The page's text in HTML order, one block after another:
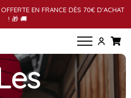
EN FRANCE DÈS 70€ D'ACHAT
! 🎁 🚚